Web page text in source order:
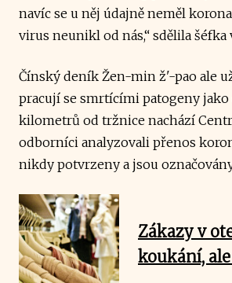
navíc se u něj údajně neměl
virus neunikl od nás,“ sdělila
Čínský deník Žen-min ž'-pao ale
pracují se smrtícími patogeny
kilometrů od tržnice nachází
odborníci analyzovali přenos
nikdy potvrzeny a jsou
Zákazy v
koukání,